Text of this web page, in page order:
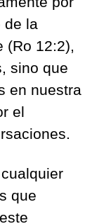
de la
12:2),
sino que
en nuestra
el
que